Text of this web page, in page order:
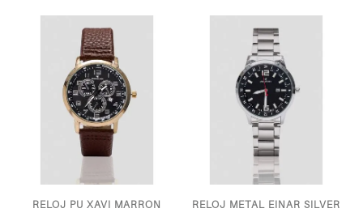
RELOJ PU XAVI MARRON RELOJ METAL EINAR SILVER